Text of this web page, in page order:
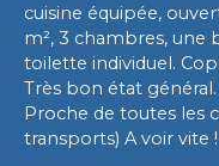
cuisine équipée,
m², 3 chambres, une
toilette individuel.
Très bon état
Proche de toutes les
transports) A voir vite !